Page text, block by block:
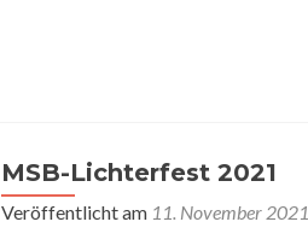
MSB-Lichterfest 2021
Veröffentlicht am 11. November 2021